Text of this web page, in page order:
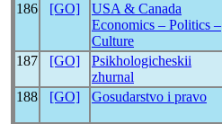
186
[GO]
USA & Canada
Economics – Politics –
Culture
187 [GO]
Psikhologicheskii
zhurnal
188 [GO] Gosudarstvo i pravo